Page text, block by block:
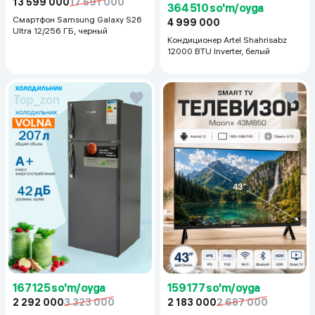
Смартфон Samsung Galaxy S26
Ultra 12/256 ГБ, черный
364 510 so'm/oyga
4 999 000
Кондиционер Artel Shahrisabz
12000 BTU Inverter, белый
167 125 so'm/oyga
2 292 0003 323 000
159 177 so'm/oyga
2 183 0002 687 000